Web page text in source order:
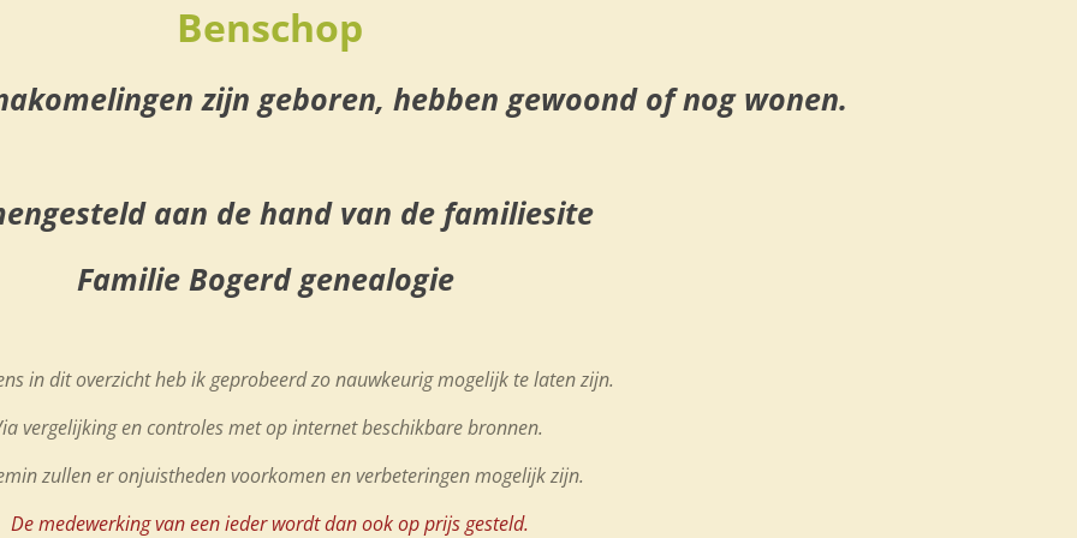
Benschop
zijn geboren, hebben gewoond of nog wonen.
aan de hand van de familiesite
Familie Bogerd genealogie
in dit overzicht heb ik geprobeerd zo nauwkeurig mogelijk te laten zijn.
vergelijking en controles met op internet beschikbare bronnen.
zullen er onjuistheden voorkomen en verbeteringen mogelijk zijn.
De medewerking van een ieder wordt dan ook op prijs gesteld.